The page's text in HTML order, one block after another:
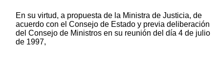
En su virtud, a propuesta de la Ministra de Justicia, de
acuerdo con el Consejo de Estado y previa deliberación
del Consejo de Ministros en su reunión del día 4 de julio
de 1997,